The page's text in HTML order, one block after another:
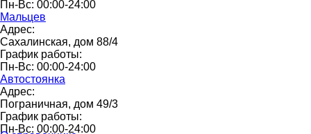
Пн-Вс: 00:00-24:00
Мальцев
Адрес:
Сахалинская, дом 88/4
График работы:
Пн-Вс: 00:00-24:00
Автостоянка
Адрес:
Пограничная, дом 49/3
График работы:
Пн-Вс: 00:00-24:00